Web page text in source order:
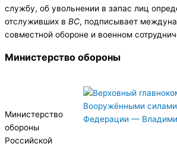
службу, об увольнении в запас лиц
отслуживших в ВС, подписывает
совместной обороне и военном
Министерство обороны
Министерство
обороны
Российской